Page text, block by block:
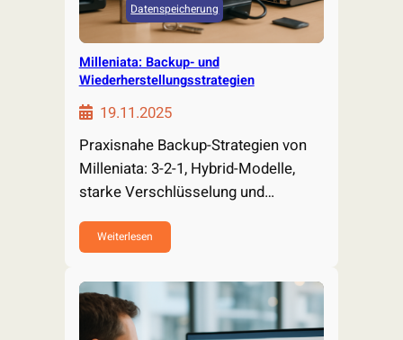
Datenspeicherung
Milleniata: Backup- und
Wiederherstellungsstrategien
19.11.2025
Praxisnahe Backup-Strategien von
Milleniata: 3-2-1, Hybrid-Modelle,
starke Verschlüsselung und
regelmäßige Tests. Jetzt klicken,
Daten sicher…
Weiterlesen